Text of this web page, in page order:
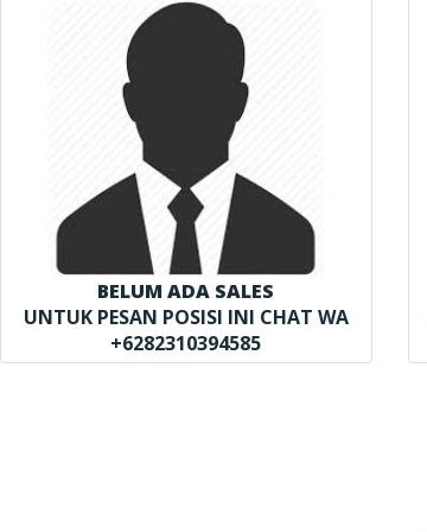
BELUM ADA SALES
UNTUK PESAN POSISI INI CHAT WA
+6282310394585